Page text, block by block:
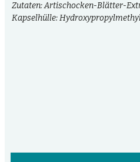
Zutaten: Artischocken-Blätter-
Kapselhülle: